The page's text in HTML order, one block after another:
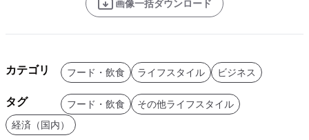
画像一括ダウンロード
カテゴリ フード・飲食 ライフスタイル ビジネス
タグ フード・飲食
その他ライフスタイル
経済（国内）